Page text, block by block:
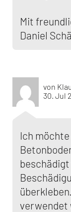
Mit
Daniel
von
30. Jul
Ich
verwendet